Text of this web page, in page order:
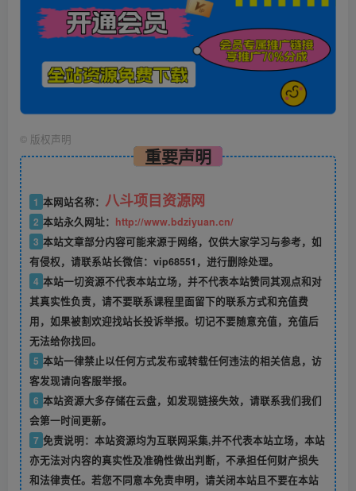
© 版权声明
重要声明
1 本网站名称： 八斗项目资源网
2 本站永久网址： http://www.bdziyuan.cn/
3 本站文章部分内容可能来源于网络，仅供大家学习与参考，如
有侵权，请联系站长微信：vip68551，进行删除处理。
4 本站一切资源不代表本站立场，并不代表本站赞同其观点和对
其真实性负责，请不要联系课程里面留下的联系方式和充值费
用，如果被割欢迎找站长投诉举报。切记不要随意充值，充值后
无法给你找回。
5 本站一律禁止以任何方式发布或转载任何违法的相关信息，访
客发现请向客服举报。
6 本站资源大多存储在云盘，如发现链接失效，请联系我们我们
会第一时间更新。
7 免责说明：本站资源均为互联网采集,并不代表本站立场，本站
亦无法对内容的真实性及准确性做出判断，不承担任何财产损失
和法律责任。若您不同意本免责申明，请关闭本站且不要在本站